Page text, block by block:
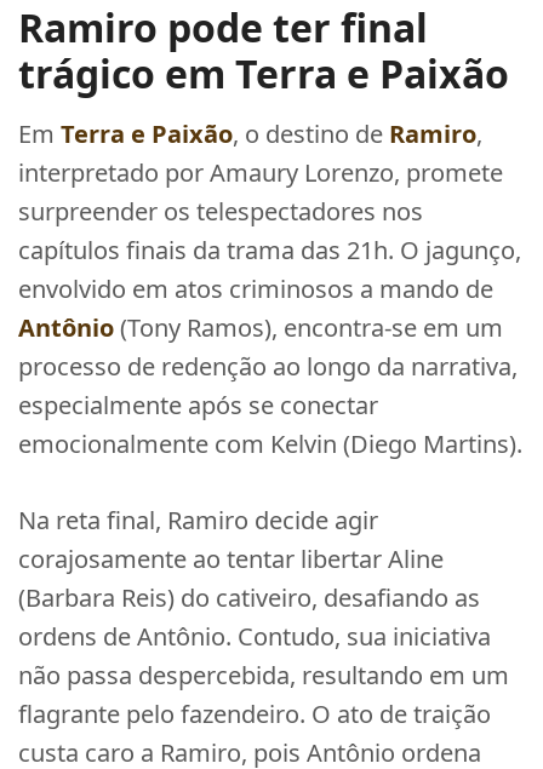
Ramiro pode ter final
trágico em Terra e Paixão
Em Terra e Paixão, o destino de Ramiro,
interpretado por Amaury Lorenzo, promete
surpreender os telespectadores nos
capítulos finais da trama das 21h. O jagunço,
envolvido em atos criminosos a mando de
Antônio(Tony Ramos), encontra-se em um
processo de redenção ao longo da narrativa,
especialmente após se conectar
emocionalmente com Kelvin (Diego Martins).
Na reta final, Ramiro decide agir
corajosamente ao tentar libertar Aline
(Barbara Reis) do cativeiro, desafiando as
ordens de Antônio. Contudo, sua iniciativa
não passa despercebida, resultando em um
flagrante pelo fazendeiro. O ato de traição
custa caro a Ramiro, pois Antônio ordena